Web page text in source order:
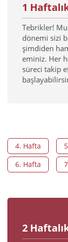
1
Tebrikler!
dönemi sizi
şimdiden
eminiz. Her
süreci takip
2
4. Hafta
6. Hafta